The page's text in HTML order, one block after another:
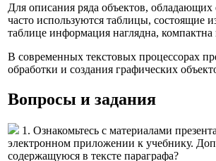
Для описания ряда объектов,
часто используются таблицы, состоящие
таблице информация наглядна, компактна
В современных текстовых процессорах
обработки и создания графических
Вопросы и задания
1. Ознакомьтесь с материалами
электронном приложении к учебнику.
содержащуюся в тексте параграфа?